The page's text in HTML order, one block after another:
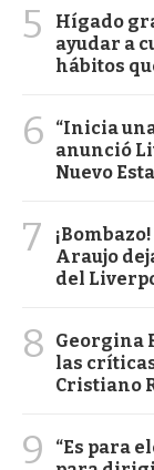
5
Hígado
ayudar a
hábitos
6
“Inicia
anunció
Nuevo
7
Araujo
del
8
Georgina
las
Cristiano
9
“Es para